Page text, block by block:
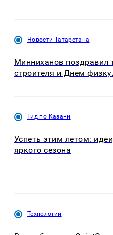
Новости Татарстана
Минниханов поздравил
строителя и Днем
Гид по Казани
Успеть этим летом:
яркого сезона
Технологии